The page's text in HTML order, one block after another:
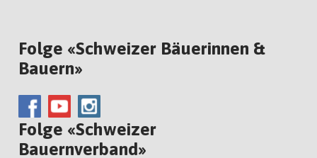
Folge «Schweizer Bäuerinnen &
Bauern»
Folge «Schweizer
Bauernverband»